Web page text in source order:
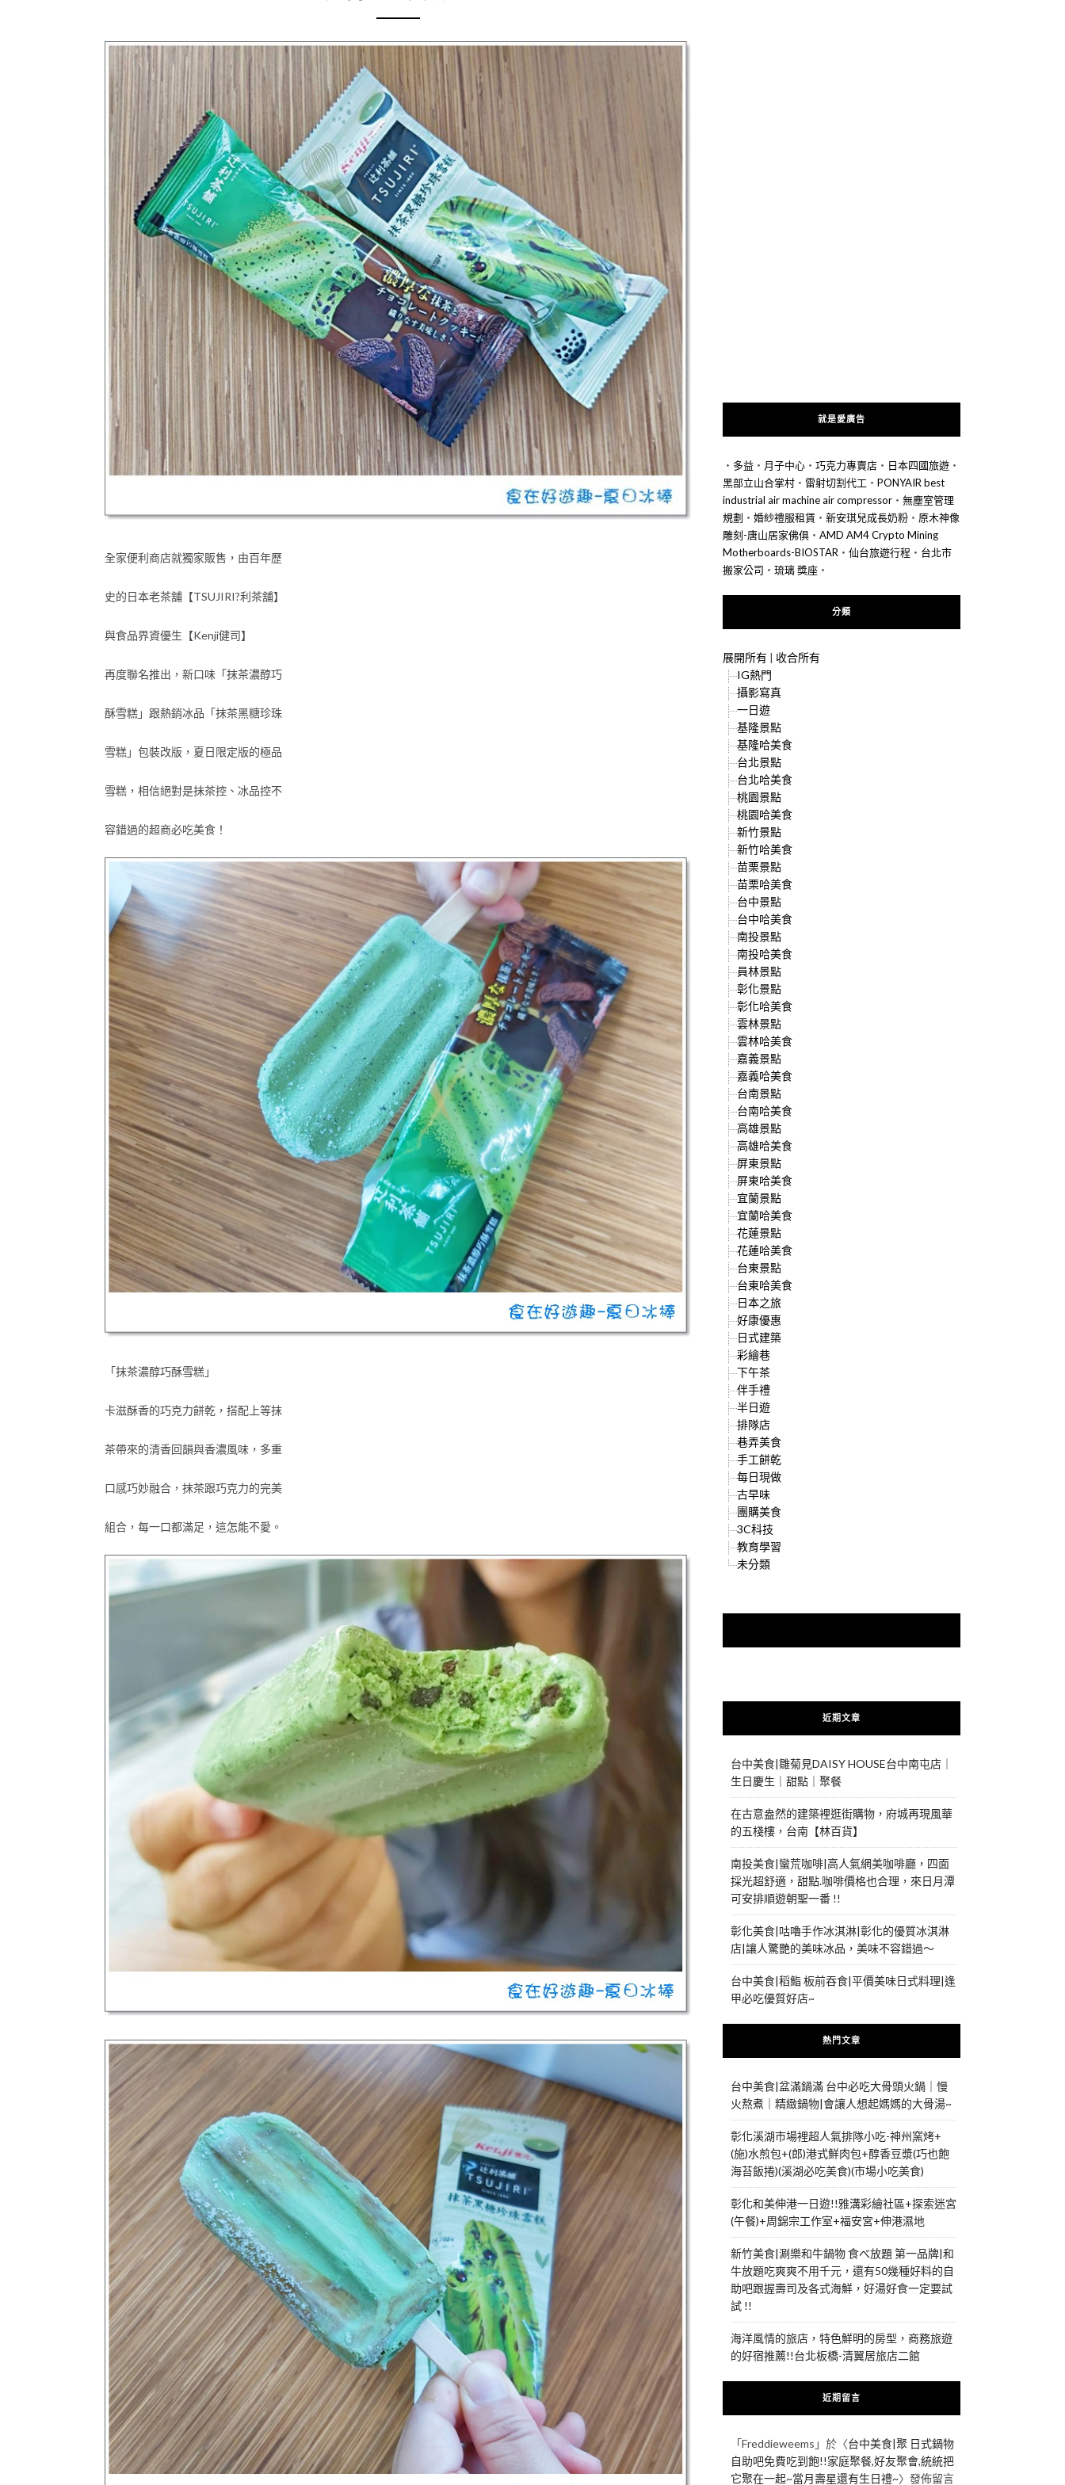
全家便利商店就獨家販售，由百年歷
史的日本老茶舖【TSUJIRI?利茶舖】
與食品界資優生【Kenji健司】
再度聯名推出，新口味「抹茶濃醇巧
酥雪糕」跟熱銷冰品「抹茶黑糖珍珠
雪糕」包裝改版，夏日限定版的極品
雪糕，相信絕對是抹茶控、冰品控不
容錯過的超商必吃美食！
「抹茶濃醇巧酥雪糕」
卡滋酥香的巧克力餅乾，搭配上等抹
茶帶來的清香回韻與香濃風味，多重
口感巧妙融合，抹茶跟巧克力的完美
組合，每一口都滿足，這怎能不愛。
就是愛廣告
‧ 多益 ‧ 月子中心 ‧ 巧克力專賣店 ‧ 日本四國旅遊 ‧
黑部立山合掌村 ‧ 雷射切割代工 ‧ PONYAIR best
industrial air machine air compressor ‧ 無塵室管理
規劃 ‧ 婚紗禮服租賃 ‧ 新安琪兒成長奶粉 ‧ 原木神像
雕刻-唐山居家佛俱 ‧ AMD AM4 Crypto Mining
Motherboards-BIOSTAR ‧ 仙台旅遊行程 ‧ 台北市
搬家公司 ‧ 琉璃 獎座 ‧
分類
展開所有 | 收合所有
IG熱門
攝影寫真
一日遊
基隆景點
基隆哈美食
台北景點
台北哈美食
桃園景點
桃園哈美食
新竹景點
新竹哈美食
苗栗景點
苗栗哈美食
台中景點
台中哈美食
南投景點
南投哈美食
員林景點
彰化景點
彰化哈美食
雲林景點
雲林哈美食
嘉義景點
嘉義哈美食
台南景點
台南哈美食
高雄景點
高雄哈美食
屏東景點
屏東哈美食
宜蘭景點
宜蘭哈美食
花蓮景點
花蓮哈美食
台東景點
台東哈美食
日本之旅
好康優惠
日式建築
彩繪巷
下午茶
伴手禮
半日遊
排隊店
巷弄美食
手工餅乾
每日現做
古早味
團購美食
3C科技
教育學習
未分類
近期文章
台中美食|雛菊見DAISY HOUSE台中南屯店｜
生日慶生｜甜點｜聚餐
在古意盎然的建築裡逛街購物，府城再現風華
的五棧樓，台南【林百貨】
南投美食|蠻荒咖啡|高人氣網美咖啡廳，四面
採光超舒適，甜點.咖啡價格也合理，來日月潭
可安排順遊朝聖一番 !!
彰化美食|咕嚕手作冰淇淋|彰化的優質冰淇淋
店|讓人驚艷的美味冰品，美味不容錯過～
台中美食|稻鮨 板前吞食|平價美味日式料理|逢
甲必吃優質好店~
熱門文章
台中美食|盆滿鍋滿 台中必吃大骨頭火鍋｜慢
火熬煮｜精緻鍋物|會讓人想起媽媽的大骨湯~
彰化溪湖市場裡超人氣排隊小吃-神州窯烤+
(施)水煎包+(郎)港式鮮肉包+醇香豆漿(巧也飽
海苔飯捲)(溪湖必吃美食)(市場小吃美食)
彰化和美伸港一日遊!!雅溝彩繪社區+探索迷宮
(午餐)+周錦宗工作室+福安宮+伸港濕地
新竹美食|涮樂和牛鍋物 食べ放題 第一品牌|和
牛放題吃爽爽不用千元，還有50幾種好料的自
助吧跟握壽司及各式海鮮，好湯好食一定要試
試 !!
海洋風情的旅店，特色鮮明的房型，商務旅遊
的好宿推薦!!台北板橋-清翼居旅店二館
近期留言
「Freddieweems 」於〈台中美食|聚 日式鍋物
自助吧免費吃到飽!!家庭聚餐,好友聚會,統統把
它聚在一起~當月壽星還有生日禮~〉發佈留言